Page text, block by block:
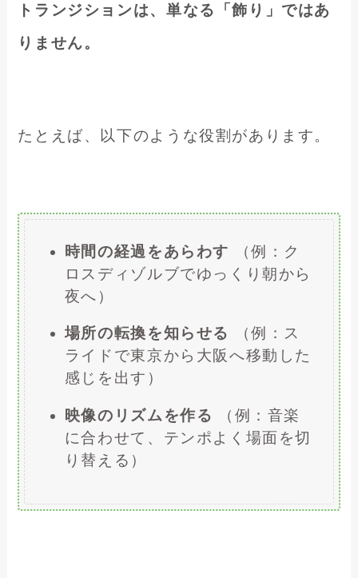
トランジションは、単なる「飾り」ではあ
りません。
たとえば、以下のような役割があります。
時間の経過をあらわす （例：ク
ロスディゾルブでゆっくり朝から
夜へ）
場所の転換を知らせる
（例：ス
ライドで東京から大阪へ移動した
感じを出す）
映像のリズムを作る
（例：音楽
に合わせて、テンポよく場面を切
り替える）